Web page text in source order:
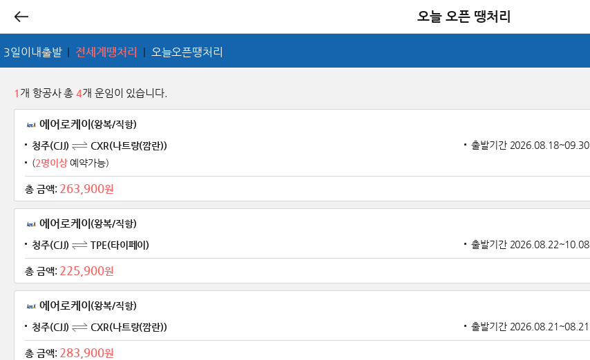
오늘 오픈 땡처리
3일이내출발 | 전세계땡처리 | 오늘오픈땡처리
1 개 항공사 총4개 운임이 있습니다.
에어로케이 (왕복/직항)
청주(CJJ)
CXR(나트랑(깜란))
출발기간 2026.08.18~09.30
(2명이상예약가능)
총 금액: 263,900원
에어로케이 (왕복/직항)
청주(CJJ)
TPE(타이페이) 출발기간 2026.08.22~10.08
총 금액: 225,900원
에어로케이 (왕복/직항)
청주(CJJ)
CXR(나트랑(깜란)) 출발기간 2026.08.21~08.21
총 금액: 283,900원